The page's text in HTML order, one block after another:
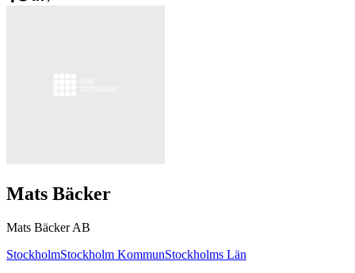
Mats Bäcker
Mats Bäcker AB
StockholmStockholm KommunStockholms Län